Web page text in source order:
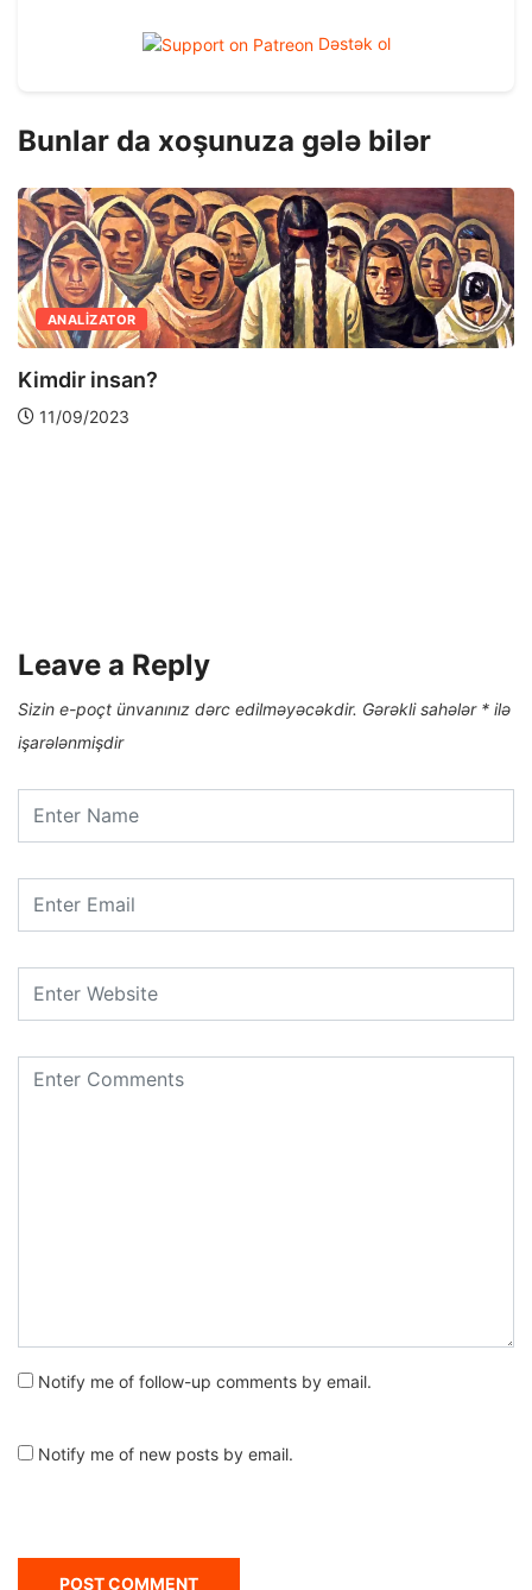
Dəstək ol
Bunlar da xoşunuza gələ bilər
ANALIZATOR
Kimdir insan?
11/09/2023
Leave a Reply
Sizin e-poçt ünvanınız dərc edilməyəcəkdir. Gərəkli sahələr * ilə
işarələnmişdir
Notify me of follow-up comments by email.
Notify me of new posts by email.